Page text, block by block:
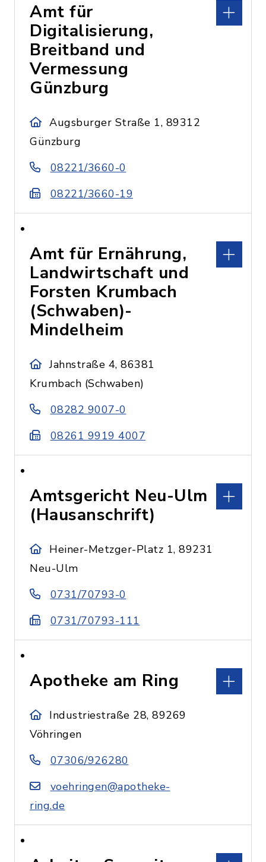
Amt für
Digitalisierung,
Breitband und
Vermessung
Günzburg
Augsburger Straße 1, 89312
Günzburg
08221/3660-0
08221/3660-19
Amt für Ernährung,
Landwirtschaft und
Forsten Krumbach
(Schwaben)-
Mindelheim
Jahnstraße 4, 86381
Krumbach (Schwaben)
08282 9007-0
08261 9919 4007
Amtsgericht Neu-Ulm
(Hausanschrift)
Heiner-Metzger-Platz 1, 89231
Neu-Ulm
0731/70793-0
0731/70793-111
Apotheke am Ring
Industriestraße 28, 89269
Vöhringen
07306/926280
voehringen@apotheke-
ring.de